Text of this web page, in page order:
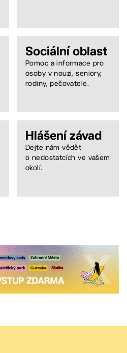
Sociální oblast
Pomoc a informace pro
osoby v nouzi, seniory,
rodiny, pečovatele.
Hlášení závad
Dejte nám vědět
o nedostatcích ve vašem
okolí.